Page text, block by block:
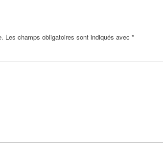
Les champs obligatoires sont indiqués avec *